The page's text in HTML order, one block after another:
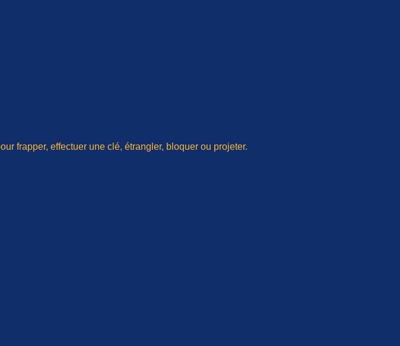
frapper, effectuer une clé, étrangler, bloquer ou projeter.